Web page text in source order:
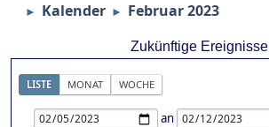
► Kalender ► Februar 2023
Zukünftige Ereignisse
LISTE MONAT WOCHE
an